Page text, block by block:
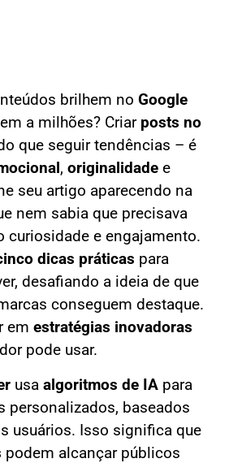
brilhem no Google
a milhões? Criar posts no
que seguir tendências – é
, originalidade e
seu artigo aparecendo na
nem sabia que precisava
curiosidade e engajamento.
dicas práticas para
desafiando a ideia de que
conseguem destaque.
em estratégias inovadoras
pode usar.
usa algoritmos de IA para
personalizados, baseados
usuários. Isso significa que
podem alcançar públicos